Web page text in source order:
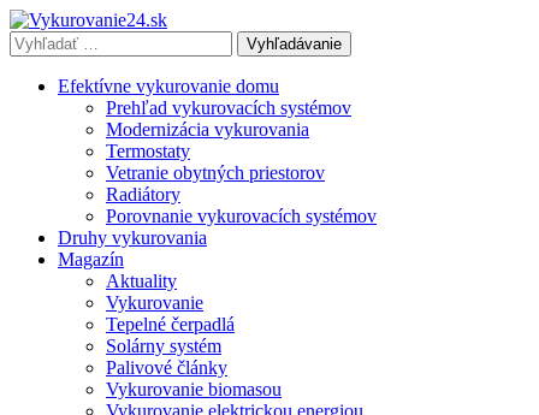
Vyhľadávať
výraz:
Efektívne vykurovanie domu
Prehľad vykurovacích systémov
Modernizácia vykurovania
Termostaty
Vetranie obytných priestorov
Radiátory
Porovnanie vykurovacích systémov
Druhy vykurovania
Magazín
Aktuality
Vykurovanie
Tepelné čerpadlá
Solárny systém
Palivové články
Vykurovanie biomasou
Vykurovanie elektrickou energiou